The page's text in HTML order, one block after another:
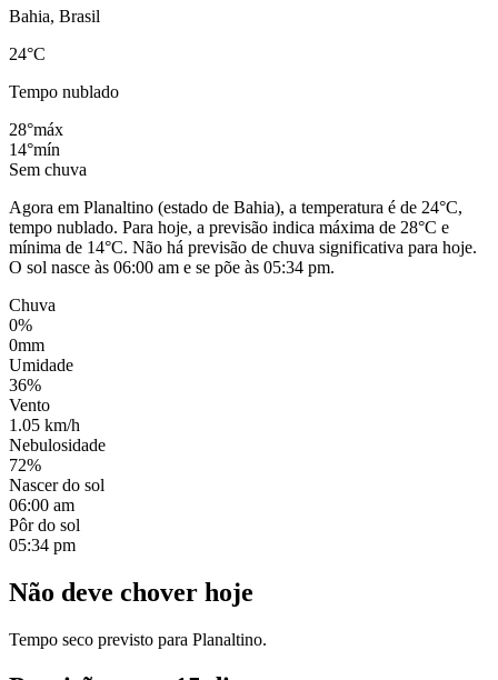
Bahia, Brasil
24°C
Tempo nublado
28°máx
14°mín
Sem chuva
Agora em Planaltino (estado de Bahia), a temperatura é de 24°C,
tempo nublado. Para hoje, a previsão indica máxima de 28°C e
mínima de 14°C. Não há previsão de chuva significativa para hoje.
O sol nasce às 06:00 am e se põe às 05:34 pm.
Chuva
0%
0mm
Umidade
36%
Vento
1.05 km/h
Nebulosidade
72%
Nascer do sol
06:00 am
Pôr do sol
05:34 pm
Não deve chover hoje
Tempo seco previsto para Planaltino.